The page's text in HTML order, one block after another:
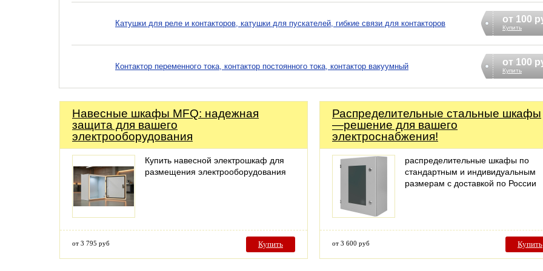
Катушки для реле и контакторов, катушки для пускателей, гибкие связи для контакторов от 100
Купить
Контактор переменного тока, контактор постоянного тока, контактор вакуумный от 100
Купить
Навесные шкафы MFQ: надежная
защита для вашего
электрооборудования
Купить навесной электрошкаф для
размещения электрооборудования
от 3 795 руб Купить
Распределительные стальные шкафы
—решение для вашего
электроснабжения!
распределительные шкафы по
стандартным и индивидуальным
размерам с доставкой по России
от 3 600 руб Купить